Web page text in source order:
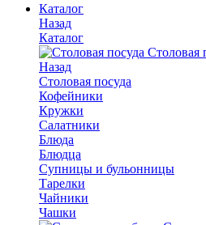
Каталог
Назад
Каталог
Столовая
Назад
Столовая посуда
Кофейники
Кружки
Салатники
Блюда
Блюдца
Супницы и бульонницы
Тарелки
Чайники
Чашки